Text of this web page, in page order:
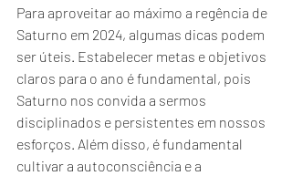
Para aproveitar ao máximo a regência de
Saturno em 2024, algumas dicas podem
ser úteis. Estabelecer metas e objetivos
claros para o ano é fundamental, pois
Saturno nos convida a sermos
disciplinados e persistentes em nossos
esforços. Além disso, é fundamental
cultivar a autoconsciência e a